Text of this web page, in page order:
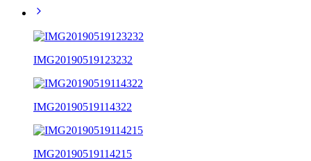
IMG20190519123232
IMG20190519114322
IMG20190519114215